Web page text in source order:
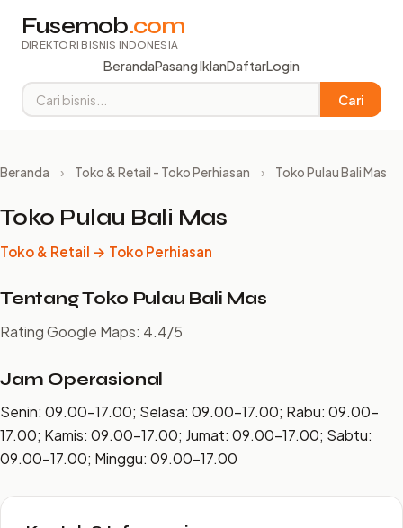
Fusemob.com
DIREKTORI BISNIS INDONESIA
BerandaPasang IklanDaftarLogin
Cari
Beranda › Toko & Retail - Toko Perhiasan › Toko Pulau Bali Mas
Toko Pulau Bali Mas
Toko & Retail → Toko Perhiasan
Tentang Toko Pulau Bali Mas
Rating Google Maps: 4.4/5
Jam Operasional
Senin: 09.00–17.00; Selasa: 09.00–17.00; Rabu: 09.00–
17.00; Kamis: 09.00–17.00; Jumat: 09.00–17.00; Sabtu:
09.00–17.00; Minggu: 09.00–17.00